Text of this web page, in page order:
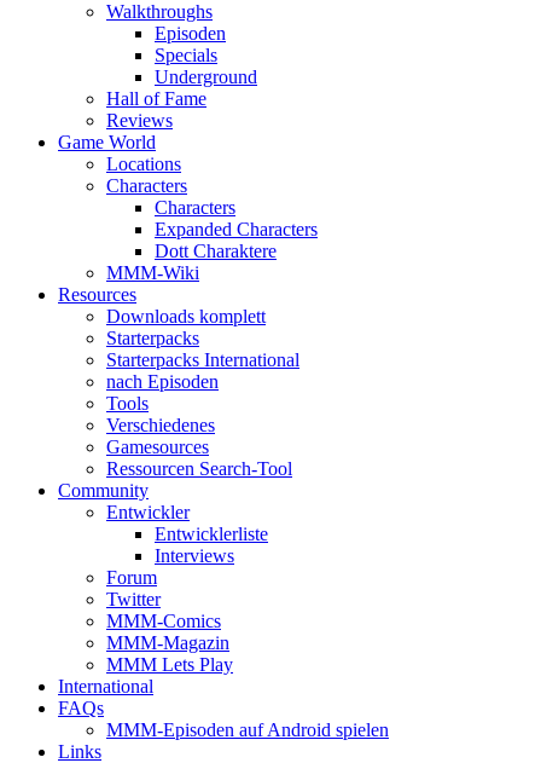
Walkthroughs
Episoden
Specials
Underground
Hall of Fame
Reviews
Game World
Locations
Characters
Characters
Expanded Characters
Dott Charaktere
MMM-Wiki
Resources
Downloads komplett
Starterpacks
Starterpacks International
nach Episoden
Tools
Verschiedenes
Gamesources
Ressourcen Search-Tool
Community
Entwickler
Entwicklerliste
Interviews
Forum
Twitter
MMM-Comics
MMM-Magazin
MMM Lets Play
International
FAQs
MMM-Episoden auf Android spielen
Links